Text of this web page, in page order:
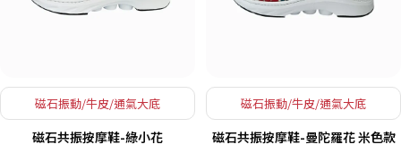
磁石振動/牛皮/通氣大底
磁石共振按摩鞋-綠小花
磁石振動/牛皮/通氣大底
磁石共振按摩鞋-曼陀羅花 米色款